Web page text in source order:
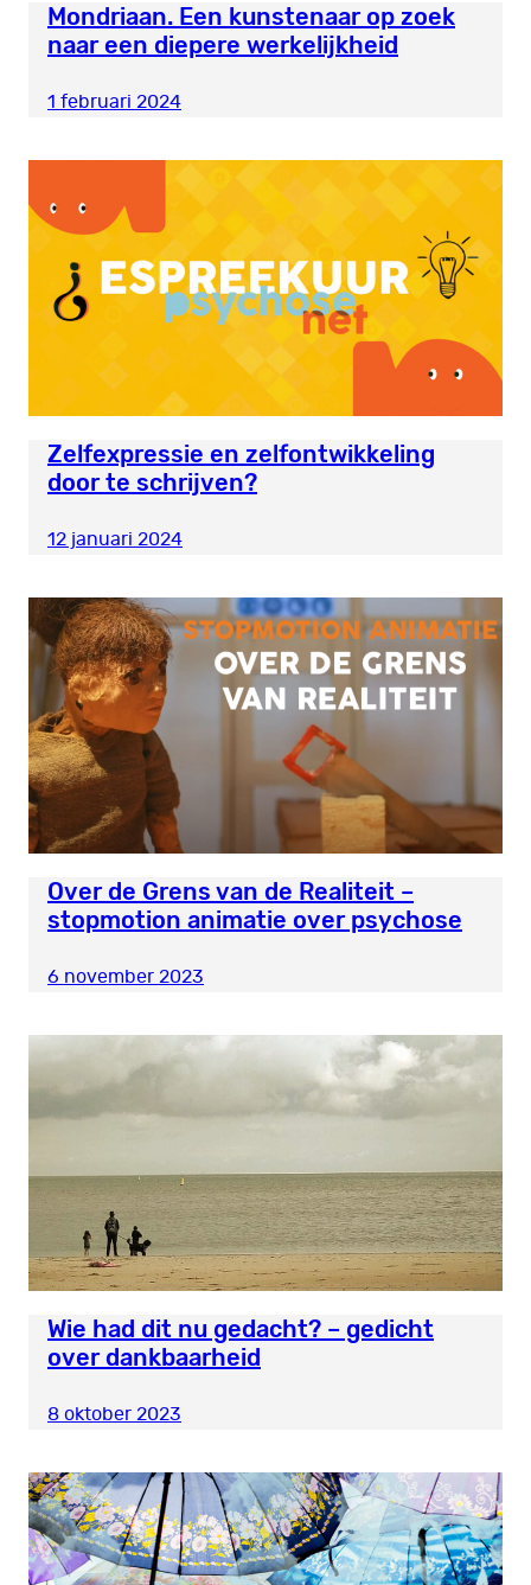
Mondriaan. Een kunstenaar op zoek
naar een diepere werkelijkheid
1 februari 2024
Zelfexpressie en zelfontwikkeling
door te schrijven?
12 januari 2024
Over de Grens van de Realiteit –
stopmotion animatie over psychose
6 november 2023
Wie had dit nu gedacht? – gedicht
over dankbaarheid
8 oktober 2023